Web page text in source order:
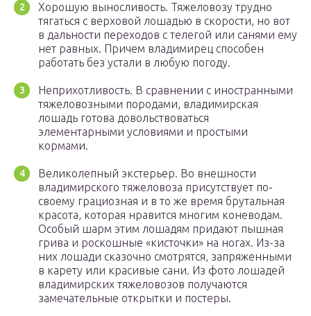
Хорошую выносливость. Тяжеловозу трудно
тягаться с верховой лошадью в скорости, но вот
в дальности переходов с телегой или санями ему
нет равных. Причем владимирец способен
работать без устали в любую погоду.
Неприхотливость. В сравнении с иностранными
тяжеловозными породами, владимирская
лошадь готова довольствоваться
элементарными условиями и простыми
кормами.
Великолепный экстерьер. Во внешности
владимирского тяжеловоза присутствует по-
своему грациозная и в то же время брутальная
красота, которая нравится многим коневодам.
Особый шарм этим лошадям придают пышная
грива и роскошные «кисточки» на ногах. Из-за
них лошади сказочно смотрятся, запряженными
в карету или красивые сани. Из фото лошадей
владимирских тяжеловозов получаются
замечательные открытки и постеры.